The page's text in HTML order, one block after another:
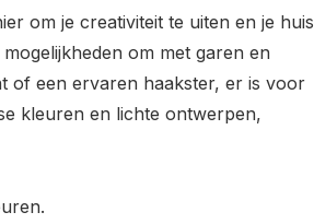
om je creativiteit te uiten en je huis
om met garen en
of een ervaren haakster, er is voor
kleuren en lichte ontwerpen,